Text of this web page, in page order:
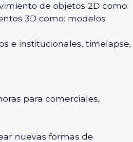
de objetos 2D como:
3D como: modelos
e institucionales, timelapse,
para comerciales,
nuevas formas de